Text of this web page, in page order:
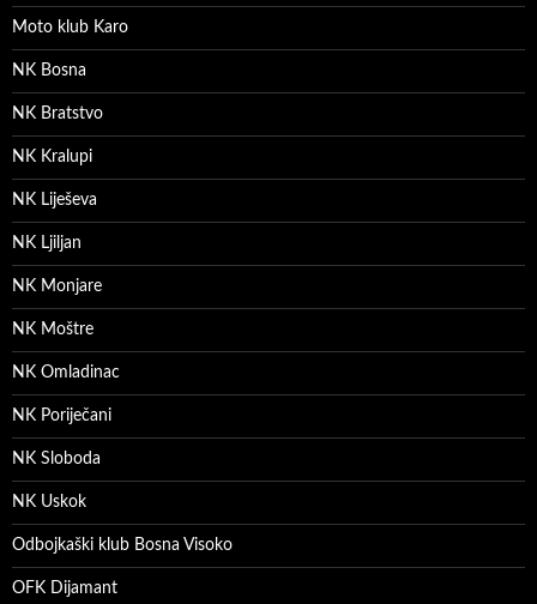
Moto klub Karo
NK Bosna
NK Bratstvo
NK Kralupi
NK Liješeva
NK Ljiljan
NK Monjare
NK Moštre
NK Omladinac
NK Poriječani
NK Sloboda
NK Uskok
Odbojkaški klub Bosna Visoko
OFK Dijamant